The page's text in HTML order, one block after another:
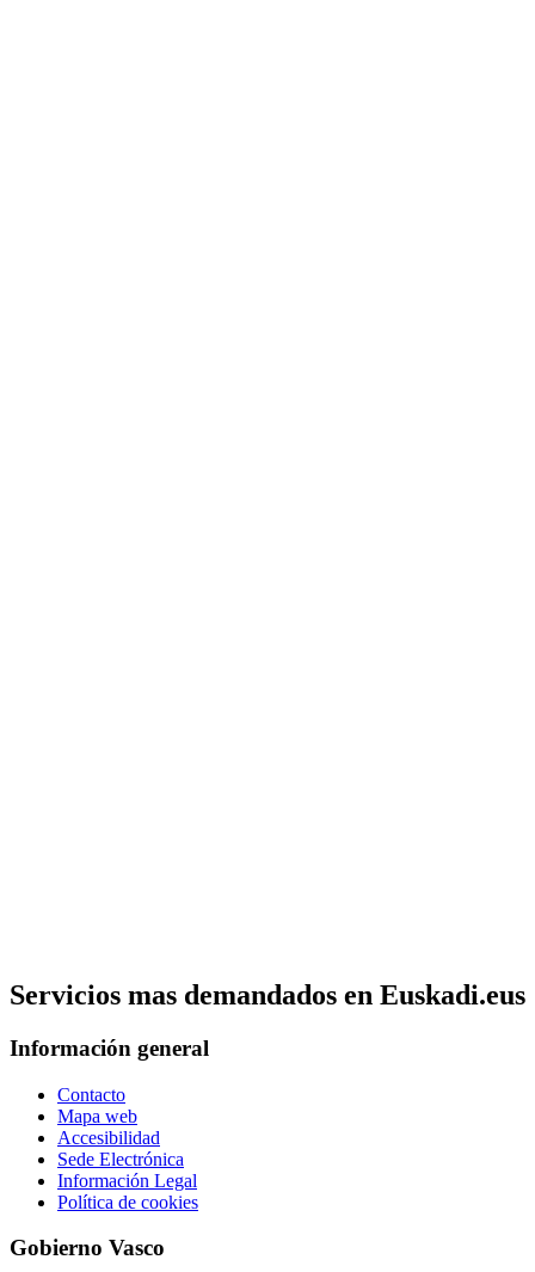
Servicios mas demandados en Euskadi.eus
Información general
Contacto
Mapa web
Accesibilidad
Sede Electrónica
Información Legal
Política de cookies
Gobierno Vasco